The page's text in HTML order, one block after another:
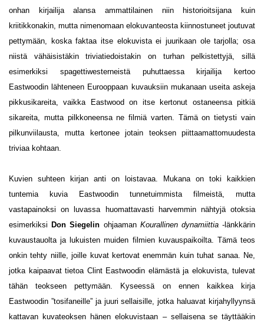
onhan kirjailija alansa ammattilainen niin historioitsijana kuin
kriitikkonakin, mutta nimenomaan elokuvanteosta kiinnostuneet joutuvat
pettymään, koska faktaa itse elokuvista ei juurikaan ole tarjolla; osa
niistä vähäisistäkin triviatiedoistakin on turhan pelkistettyjä, sillä
esimerkiksi spagettiwesterneistä puhuttaessa kirjailija kertoo
Eastwoodin lähteneen Eurooppaan kuvauksiin mukanaan useita askeja
pikkusikareita, vaikka Eastwood on itse kertonut ostaneensa pitkiä
sikareita, mutta pilkkoneensa ne filmiä varten. Tämä on tietysti vain
pilkunviilausta, mutta kertonee jotain teoksen piittaamattomuudesta
triviaa kohtaan.
Kuvien suhteen kirjan anti on loistavaa. Mukana on toki kaikkien
tuntemia kuvia Eastwoodin tunnetuimmista filmeistä, mutta
vastapainoksi on luvassa huomattavasti harvemmin nähtyjä otoksia
esimerkiksi Don Siegelin ohjaaman Kourallinen dynamiittia-länkkärin
kuvaustauolta ja lukuisten muiden filmien kuvauspaikoilta. Tämä teos
onkin tehty niille, joille kuvat kertovat enemmän kuin tuhat sanaa. Ne,
jotka kaipaavat tietoa Clint Eastwoodin elämästä ja elokuvista, tulevat
tähän teokseen pettymään. Kyseessä on ennen kaikkea kirja
Eastwoodin ”tosifaneille” ja juuri sellaisille, jotka haluavat kirjahyllyynsä
kattavan kuvateoksen hänen elokuvistaan – sellaisena se täyttääkin